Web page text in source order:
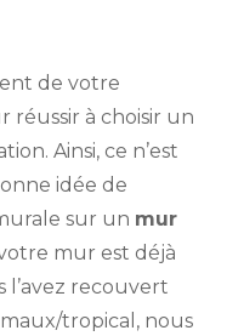
de votre
réussir à choisir un
Ainsi, ce n’est
idée de
sur un mur
mur est déjà
l’avez recouvert
tropical, nous